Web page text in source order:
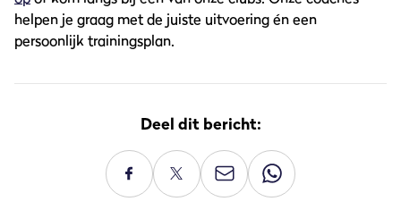
helpen je graag met de juiste uitvoering én een
persoonlijk trainingsplan.
Deel dit bericht: